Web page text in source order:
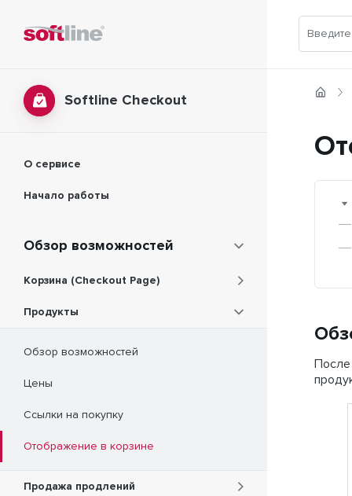
Softline Checkout
О сервисе
Начало работы
Обзор возможностей
Корзина (Checkout Page)
Продукты
Обзор возможностей
Цены
Ссылки на покупку
Отображение в корзине
Продажа продлений
После